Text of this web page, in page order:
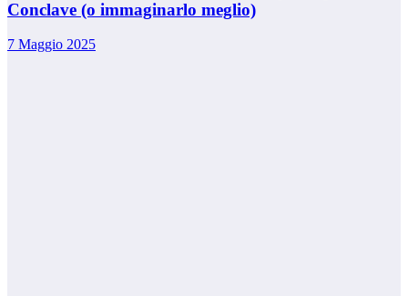
Conclave (o immaginarlo meglio)
7 Maggio 2025